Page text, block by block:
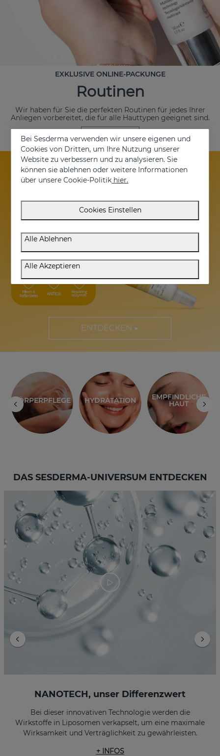
EXKLUSIVE ONLINE-PACKUNGE
Routinen
Wir haben für Sie die perfekten Routinen für jedes Ihrer
Anliegen vorbereitet, die für alle Hauttypen geeignet sind.
Aktive Verteidigung
ENTDECKEN ▶
KÖRPERPFLEGE HYDRATATION EMPFINDLICHE
HAUT
DAS SESDERMA-UNIVERSUM ENTDECKEN
NANOTECH, unser Differenzwert
Bei dieser innovativen Technologie werden die
Wirkstoffe in Liposomen verkapselt, um eine maximale
Wirksamkeit und Verträglichkeit zu gewährleisten.
+ INFOS
Bei Sesderma verwenden wir unsere eigenen und
Cookies von Dritten, um Ihre Nutzung unserer
Website zu verbessern und zu analysieren. Sie
können sie ablehnen oder weitere Informationen
über unsere Cookie-Politik hier.
Cookies Einstellen
Alle Ablehnen
Alle Akzeptieren